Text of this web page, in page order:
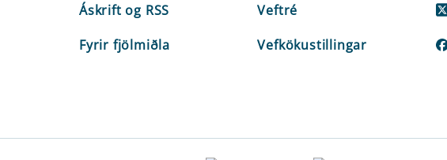
Áskrift og RSS
Fyrir fjölmiðla
Veftré
Vefkökustillingar